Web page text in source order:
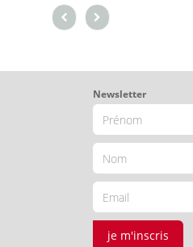
Newsletter
je m'inscris